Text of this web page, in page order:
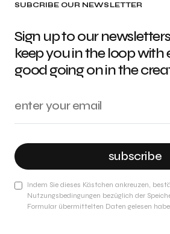
SUBCRIBE OUR NEWSLETTER
Sign up to our
keep you in the loop with
good going on in the
subscribe
Indem Sie dieses Kästchen ankreuzen,
Nutzungsbedingungen bezüglich der
Formular übermittelten Daten gelesen